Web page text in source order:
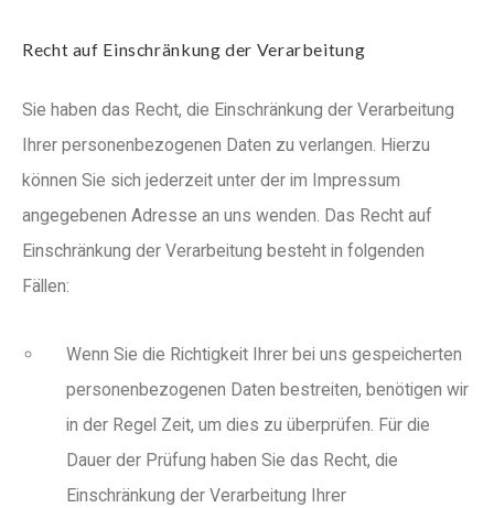
Recht auf Einschränkung der Verarbeitung
Sie haben das Recht, die Einschränkung der Verarbeitung
Ihrer personenbezogenen Daten zu verlangen. Hierzu
können Sie sich jederzeit unter der im Impressum
angegebenen Adresse an uns wenden. Das Recht auf
Einschränkung der Verarbeitung besteht in folgenden
Fällen:
Wenn Sie die Richtigkeit Ihrer bei uns gespeicherten
personenbezogenen Daten bestreiten, benötigen wir
in der Regel Zeit, um dies zu überprüfen. Für die
Dauer der Prüfung haben Sie das Recht, die
Einschränkung der Verarbeitung Ihrer